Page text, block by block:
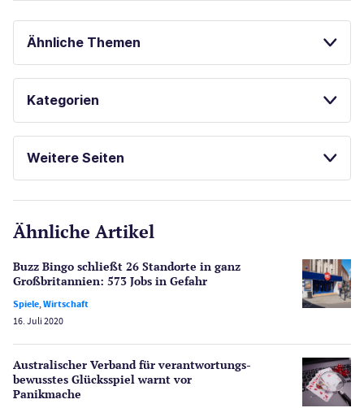
Ähnliche Themen
LAS VEGAS GUIDE
Kategorien
Gesetzgebung
Lotterie
Poker
Schlagzeilen
Weitere Seiten
CasinoOnline.de
Merkur Casinos
Ähnliche Artikel
Buzz Bingo schließt 26 Standorte in ganz
Großbritannien: 573 Jobs in Gefahr
Spiele,Wirtschaft
16. Juli 2020
Australischer Verband für verantwortungs­
bewusstes Glücksspiel warnt vor
Panikmache